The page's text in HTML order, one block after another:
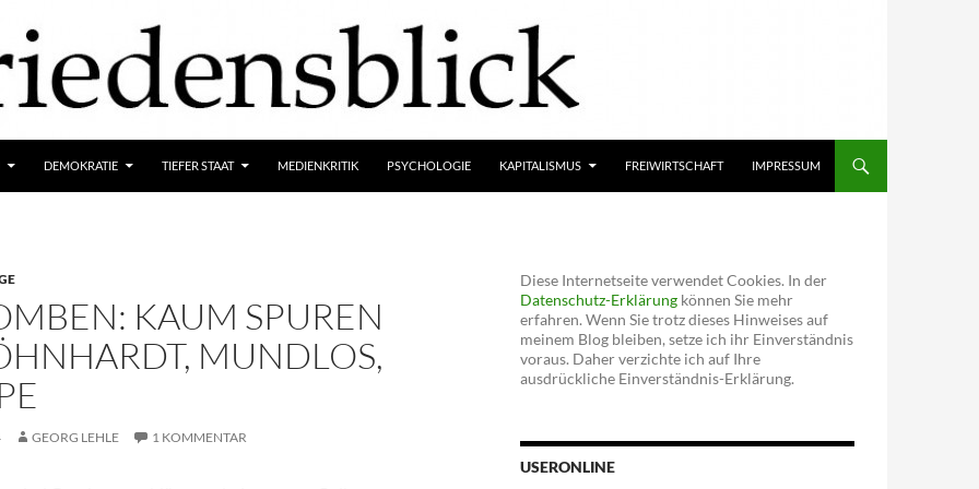
DEMOKRATIE TIEFER STAAT MEDIENKRITIK PSYCHOLOGIE KAPITALISMUS FREIWIRTSCHAFT IMPRESSUM
KAUM SPUREN
MUNDLOS,
GEORG LEHLE 1 KOMMENTAR
Diese Internetseite verwendet Cookies. In der
Datenschutz-Erklärung können Sie mehr
erfahren. Wenn Sie trotz dieses Hinweises auf
meinem Blog bleiben, setze ich ihr Einverständnis
voraus. Daher verzichte ich auf Ihre
ausdrückliche Einverständnis-Erklärung.
USERONLINE